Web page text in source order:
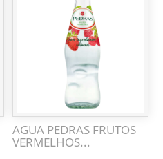
AGUA PEDRAS FRUTOS
VERMELHOS...